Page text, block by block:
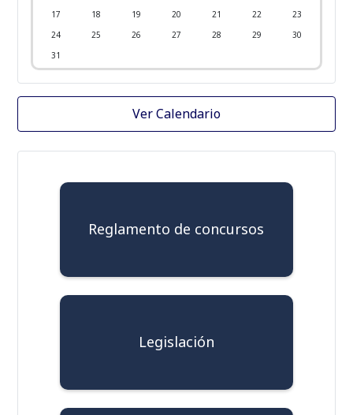
17
18 19 20 21 22
23
24
25 26 27 28 29
30
31
Ver Calendario
Reglamento de concursos
Legislación